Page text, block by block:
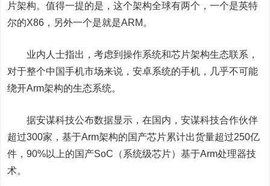
片架构。值得一提的是，这个架构全球有两个，一个是英特
尔的X86，另外一个是就是ARM。
业内人士指出，考虑到操作系统和芯片架构生态联系，
对于整个中国手机市场来说，安卓系统的手机，几乎不可能
绕开Arm架构的生态系统。
据安谋科技公布数据显示，在国内，安谋科技合作伙伴
超过300家，基于Arm架构的国产芯片累计出货量超过250亿
件，90%以上的国产SoC（系统级芯片）基于Arm处理器技
术。